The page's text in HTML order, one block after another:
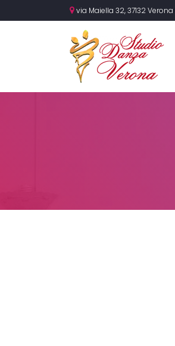
via Maiella 32, 37132 Verona